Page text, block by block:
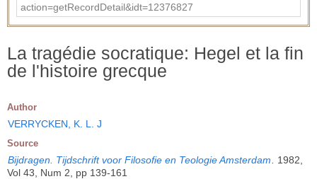
action=getRecordDetail&idt=12376827
La tragédie socratique: Hegel et la fin
de l'histoire grecque
Author
VERRYCKEN, K. L. J
Source
Bijdragen. Tijdschrift voor Filosofie en Teologie Amsterdam
1982,
Vol 43, Num 2, pp 139-161